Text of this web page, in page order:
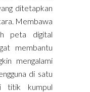
ditetapkan
Membawa
peta digital
membantu
mengalami
di satu
titik kumpul